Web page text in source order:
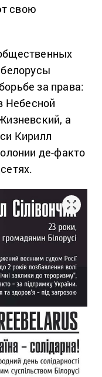
свою
за права:
Небесной
а
Кирилл
де-факто